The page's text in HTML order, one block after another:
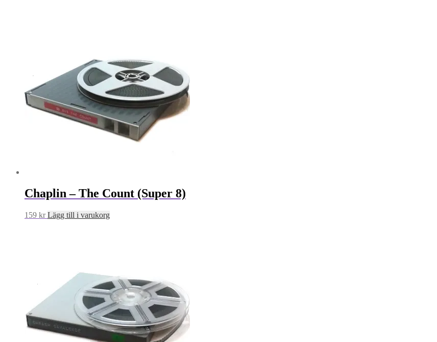
Chaplin – The Count (Super 8)
159 kr Lägg till i varukorg